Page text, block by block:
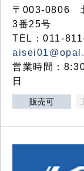
〒003-0806
3番25号
TEL：011-
営業時間：
日
販売可